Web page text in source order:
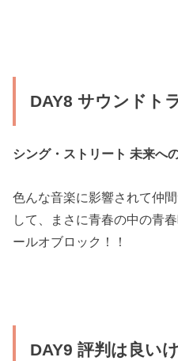
DAY8 サウンドト
シング・ストリート 未来へ
色んな音楽に影響されて仲
して、まさに青春の中の青
ールオブロック！！
DAY9 評判は良い